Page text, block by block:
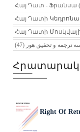
Հայ Դատ - Ֆրանսա
Հայ Դատի
Հայ Դատի
ترجمه و تحقیق هور (47)
Right Of